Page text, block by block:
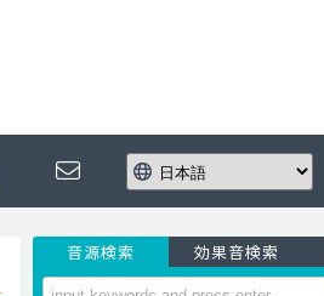
音源検索 効果音検索